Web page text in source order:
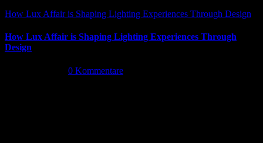
How Lux Affair is Shaping Lighting Experiences Through Design
How Lux Affair is Shaping Lighting Experiences Through
Design
0 Kommentare